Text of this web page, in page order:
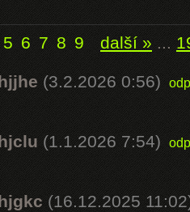
5 6 7 8 9 další » ...
(3.2.2026 0:56)
(1.1.2026 7:54)
(16.12.2025